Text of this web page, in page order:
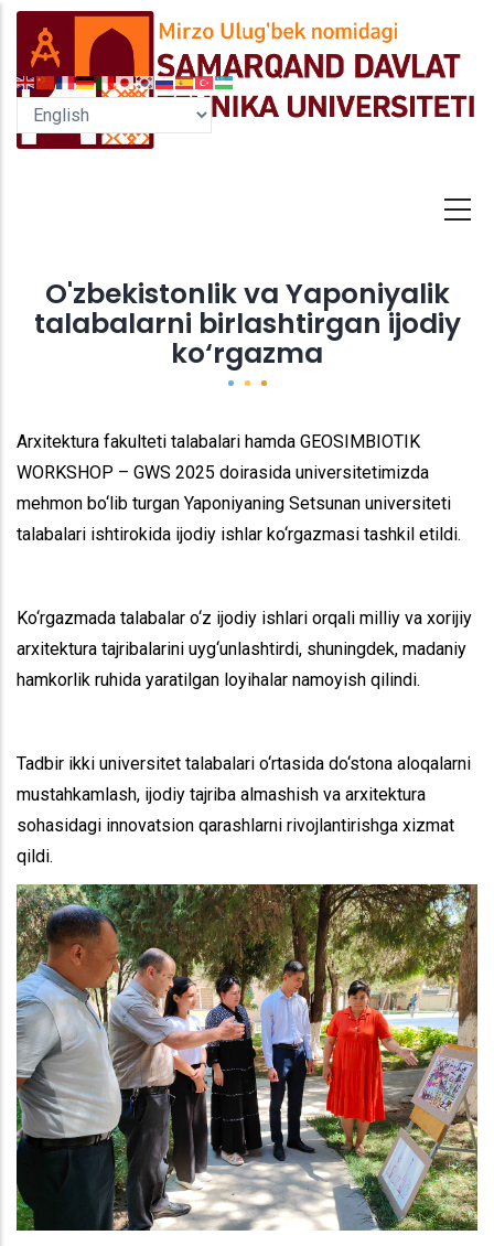
Skip
main
content
O'zbekistonlik va Yaponiyalik
talabalarni birlashtirgan ijodiy
ko‘rgazma
Arxitektura fakulteti talabalari hamda GEOSIMBIOTIK
WORKSHOP – GWS 2025 doirasida universitetimizda
mehmon bo‘lib turgan Yaponiyaning Setsunan universiteti
talabalari ishtirokida ijodiy ishlar ko‘rgazmasi tashkil etildi.
Ko‘rgazmada talabalar o‘z ijodiy ishlari orqali milliy va xorijiy
arxitektura tajribalarini uyg‘unlashtirdi, shuningdek, madaniy
hamkorlik ruhida yaratilgan loyihalar namoyish qilindi.
Tadbir ikki universitet talabalari o‘rtasida do‘stona aloqalarni
mustahkamlash, ijodiy tajriba almashish va arxitektura
sohasidagi innovatsion qarashlarni rivojlantirishga xizmat
qildi.